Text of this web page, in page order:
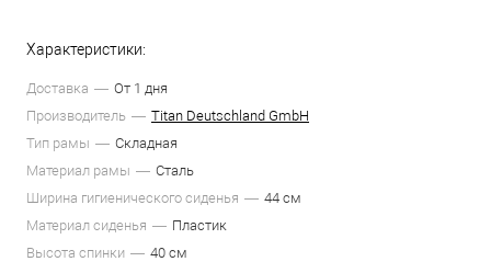
Характеристики:
Доставка
От 1 дня
Производитель
Titan Deutschland GmbH
Тип рамы
Складная
Материал рамы
Сталь
Ширина гигиенического сиденья
44 см
Материал сиденья
Пластик
Высота спинки
40 см